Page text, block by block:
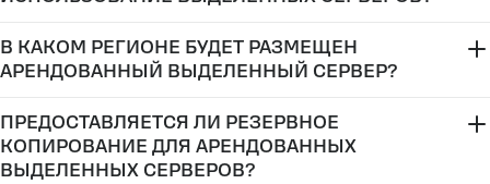
support@servercore.com
В КАКОМ РЕГИОНЕ БУДЕТ РАЗМЕЩЕН
АРЕНДОВАННЫЙ ВЫДЕЛЕННЫЙ СЕРВЕР?
ПРЕДОСТАВЛЯЕТСЯ ЛИ РЕЗЕРВНОЕ
КОПИРОВАНИЕ ДЛЯ АРЕНДОВАННЫХ
ВЫДЕЛЕННЫХ СЕРВЕРОВ?